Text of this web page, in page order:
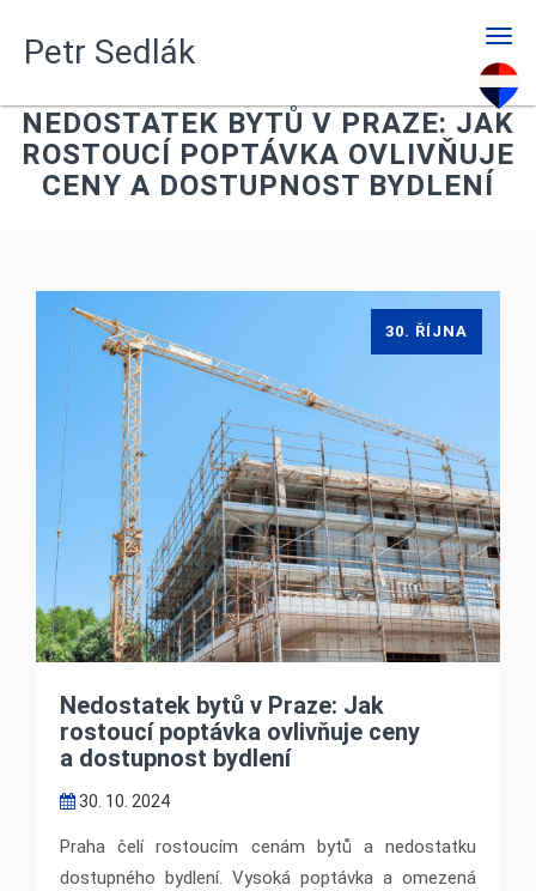
Petr Sedlák
NEDOSTATEK BYTŮ V PRAZE: JAK
ROSTOUCÍ POPTÁVKA OVLIVŇUJE
CENY A DOSTUPNOST BYDLENÍ
Nedostatek bytů v Praze: Jak
rostoucí poptávka ovlivňuje ceny
a dostupnost bydlení
30. 10. 2024
30. ŘÍJNA
Praha čelí rostoucím cenám bytů a nedostatku
dostupného bydlení. Vysoká poptávka a omezená